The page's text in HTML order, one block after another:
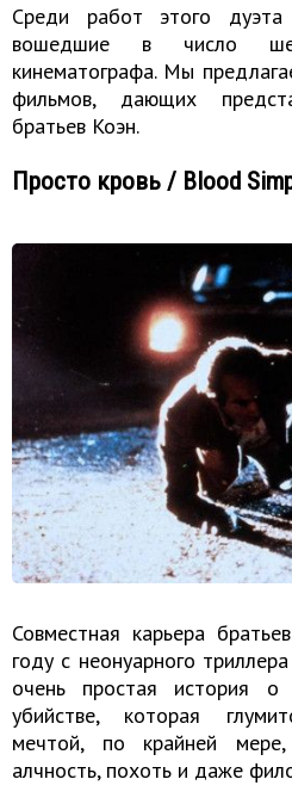
Среди работ этого
вошедшие в число
кинематографа. Мы
фильмов, дающих
братьев Коэн.
Просто кровь / Blood
Совместная карьера
году с неонуарного
очень простая история о
убийстве, которая
мечтой, по крайней мере,
алчность, похоть и даже